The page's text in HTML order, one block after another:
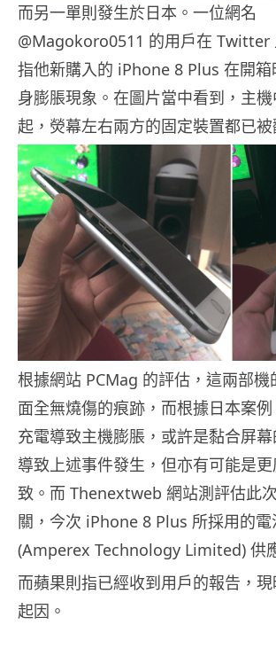
而另一單則發生於日本。一位網名
@Magokoro0511 的用戶在 Twitter
指他新購入的 iPhone 8 Plus 在開
身膨脹現象。在圖片當中看到，主
起，熒幕左右兩方的固定裝置都已被
根據網站 PCMag 的評估，這兩部機
面全無燒傷的痕跡，而根據日本案
充電導致主機膨脹，或許是黏合屏
導致上述事件發生，但亦有可能是
致。而 Thenextweb 網站測評估此
關，今次 iPhone 8 Plus 所採用的電
(Amperex Technology Limited) 供
而蘋果則指已經收到用戶的報告，
起因。